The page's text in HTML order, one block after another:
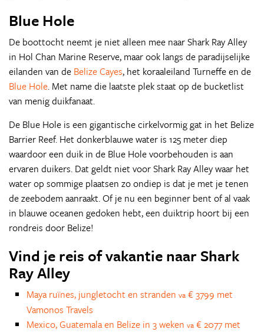
Blue Hole
De boottocht neemt je niet alleen mee naar Shark Ray Alley
in Hol Chan Marine Reserve, maar ook langs de paradijselijke
eilanden van de Belize Cayes, het koraaleiland Turneffe en de
Blue Hole. Met name die laatste plek staat op de bucketlist
van menig duikfanaat.
De Blue Hole is een gigantische cirkelvormig gat in het Belize
Barrier Reef. Het donkerblauwe water is 125 meter diep
waardoor een duik in de Blue Hole voorbehouden is aan
ervaren duikers. Dat geldt niet voor Shark Ray Alley waar het
water op sommige plaatsen zo ondiep is dat je met je tenen
de zeebodem aanraakt. Of je nu een beginner bent of al vaak
in blauwe oceanen gedoken hebt, een duiktrip hoort bij een
rondreis door Belize!
Vind je reis of vakantie naar Shark
Ray Alley
Maya ruïnes, jungletocht en stranden va € 3799 met
Vamonos Travels
Mexico, Guatemala en Belize in 3 weken va € 2077 met